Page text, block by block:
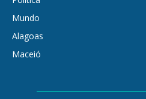
Mundo
Alagoas
Maceió